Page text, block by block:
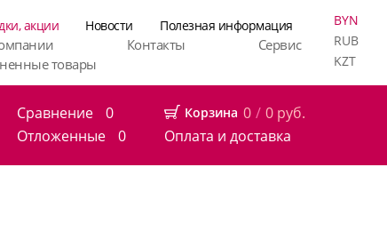
акции Новости Полезная информация
Контакты
Сервис
товары
BYN
RUB
KZT
Сравнение
0
Отложенные
0
Корзина 0 / 0 руб.
Оплата и доставка